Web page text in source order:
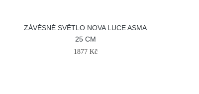
ZÁVĚSNÉ SVĚTLO NOVA LUCE ASMA
25 CM
1877 Kč